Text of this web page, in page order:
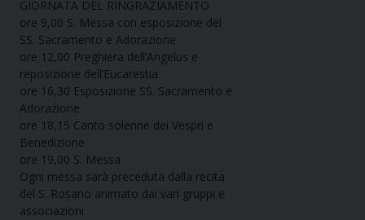
GIORNATA DEL RINGRAZIAMENTO
ore 9,00 S. Messa con esposizione del
SS. Sacramento e Adorazione
ore 12,00 Preghiera dell’Angelus e
reposizione dell’Eucarestia
ore 16,30 Esposizione SS. Sacramento e
Adorazione
ore 18,15 Canto solenne dei Vespri e
Benedizione
ore 19,00 S. Messa
Ogni messa sarà preceduta dalla recita
del S. Rosario animato dai vari gruppi e
associazioni